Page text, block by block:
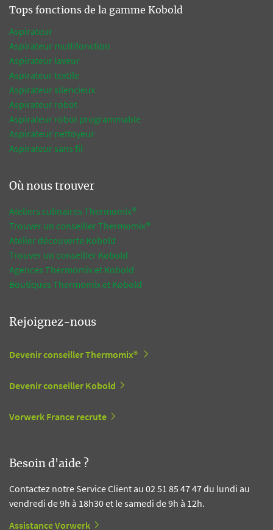
Tops fonctions de la gamme Kobold
Aspirateur
Aspirateur multifonction
Aspirateur laveur
Aspirateur textile
Aspirateur silencieux
Aspirateur robot
Aspirateur robot programmable
Aspirateur nettoyeur
Aspirateur sans fil
Où nous trouver
Ateliers culinaires Thermomix®
Trouver un conseiller Thermomix®
Atelier découverte Kobold
Trouver un conseiller Kobold
Agences Thermomix et Kobold
Boutiques Thermomix et Kobold
Rejoignez-nous
Devenir conseiller Thermomix®
Devenir conseiller Kobold
Vorwerk France recrute
Besoin d'aide ?
Contactez notre Service Client au 02 51 85 47 47 du lundi au
vendredi de 9h à 18h30 et le samedi de 9h à 12h.
Assistance Vorwerk